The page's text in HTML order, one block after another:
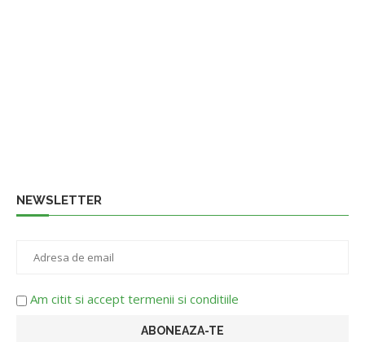
NEWSLETTER
Am citit si accept termenii si conditiile